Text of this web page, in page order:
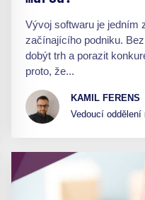
Vývoj softwaru je jedním
začínajícího podniku.
dobýt trh a porazit
proto, že...
KAMIL FERENS
Vedoucí oddělení